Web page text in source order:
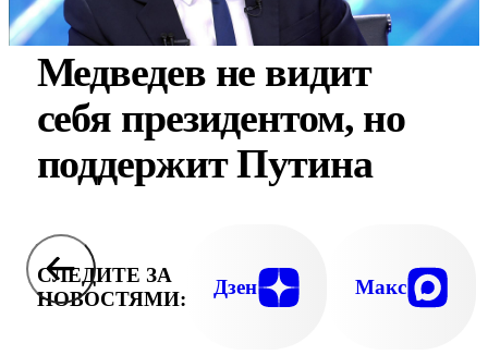
Медведев не видит
себя президентом, но
поддержит Путина
СЛЕДИТЕ ЗА
НОВОСТЯМИ:
Дзен Макс